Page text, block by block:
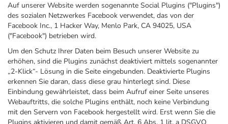
Auf unserer Website werden sogenannte Social Plugins ("Plugins")
des sozialen Netzwerkes Facebook verwendet, das von der
Facebook Inc., 1 Hacker Way, Menlo Park, CA 94025, USA
("Facebook") betrieben wird.
Um den Schutz Ihrer Daten beim Besuch unserer Website zu
erhöhen, sind die Plugins zunächst deaktiviert mittels sogenannter
„2-Klick“- Lösung in die Seite eingebunden. Deaktivierte Plugins
erkennen Sie daran, dass diese grau hinterlegt sind. Diese
Einbindung gewährleistet, dass beim Aufruf einer Seite unseres
Webauftritts, die solche Plugins enthält, noch keine Verbindung
mit den Servern von Facebook hergestellt wird. Erst wenn Sie die